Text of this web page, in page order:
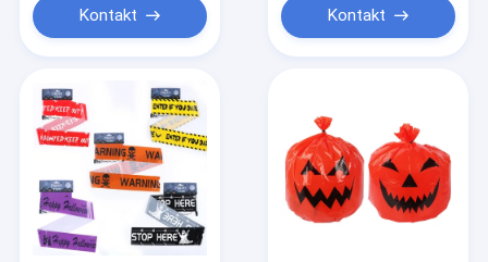
Selbstklebende Plastiktasche
Plastiktaschen mit Reißverschluss
Plastikzeitungs-Taschen
Kurier Plastic Bag
Kontakt Kontakt